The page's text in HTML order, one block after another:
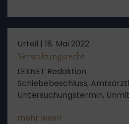
Verzinsung einer
Nichtigerklärung des
gesetzgeberische Pflicht zur
solchen Zinsanspruchs
Urteil | 18. Mai 2022
Verwaltungsrecht
LEXNET Redaktion
Schiebebeschluss,
Untersuchungstermin,
bevorstehend
mehr lesen